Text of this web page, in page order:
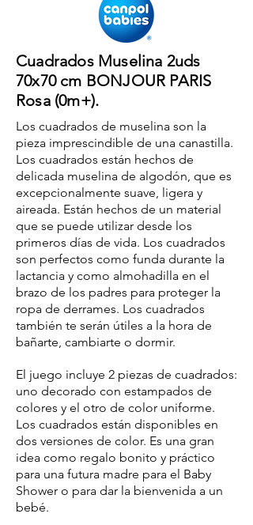
Cuadrados Muselina 2uds
70x70 cm BONJOUR PARIS
Rosa (0m+).
Los cuadrados de muselina son la
pieza imprescindible de una canastilla.
Los cuadrados están hechos de
delicada muselina de algodón, que es
excepcionalmente suave, ligera y
aireada. Están hechos de un material
que se puede utilizar desde los
primeros días de vida. Los cuadrados
son perfectos como funda durante la
lactancia y como almohadilla en el
brazo de los padres para proteger la
ropa de derrames. Los cuadrados
también te serán útiles a la hora de
bañarte, cambiarte o dormir.
El juego incluye 2 piezas de cuadrados:
uno decorado con estampados de
colores y el otro de color uniforme.
Los cuadrados están disponibles en
dos versiones de color. Es una gran
idea como regalo bonito y práctico
para una futura madre para el Baby
Shower o para dar la bienvenida a un
bebé.